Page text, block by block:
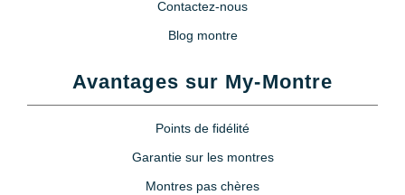
Contactez-nous
Blog montre
Avantages sur My-Montre
Points de fidélité
Garantie sur les montres
Montres pas chères